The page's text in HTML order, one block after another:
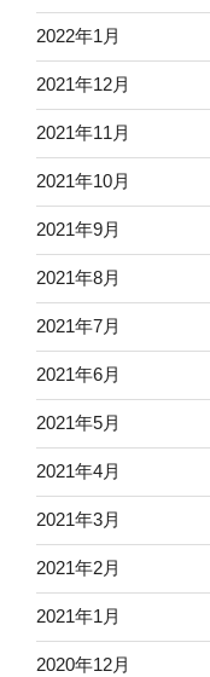
2022年1月
2021年12月
2021年11月
2021年10月
2021年9月
2021年8月
2021年7月
2021年6月
2021年5月
2021年4月
2021年3月
2021年2月
2021年1月
2020年12月